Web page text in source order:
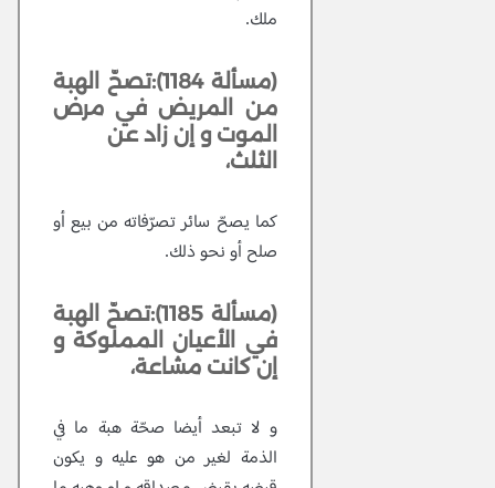
ملك.
(مسألة 1184):تصحّ الهبة
من المريض في مرض
الموت و إن زاد عن
الثلث،
كما يصحّ سائر تصرّفاته من بيع أو
صلح أو نحو ذلك.
(مسألة 1185):تصحّ الهبة
في الأعيان المملوكة و
إن كانت مشاعة،
و لا تبعد أيضا صحّة هبة ما في
الذمة لغير من هو عليه و يكون